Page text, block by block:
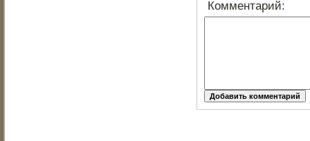
Комментарий: